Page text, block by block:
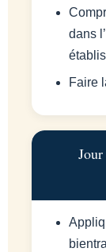
dans
Faire